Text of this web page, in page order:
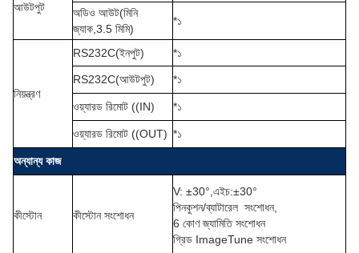
আউটপুট
অডিও আউট(মিনি
জ্যাক,3.5 মিমি)
*১
নিয়ন্ত্রণ
RS232C(ইনপুট) *১
RS232C(আউটপুট) *১
ওয়্যারড রিমোট ((IN) *১
ওয়্যারড রিমোট ((OUT) *১
অন্যান্য কাজ
কীস্টোন কীস্টোন সংশোধন
V: ±30°,এইচ:±30°
পিনকুশন/ব্যাটারেল সংশোধন,
6 কোণ জ্যামিতি সংশোধন
গ্রিড ImageTune সংশোধন